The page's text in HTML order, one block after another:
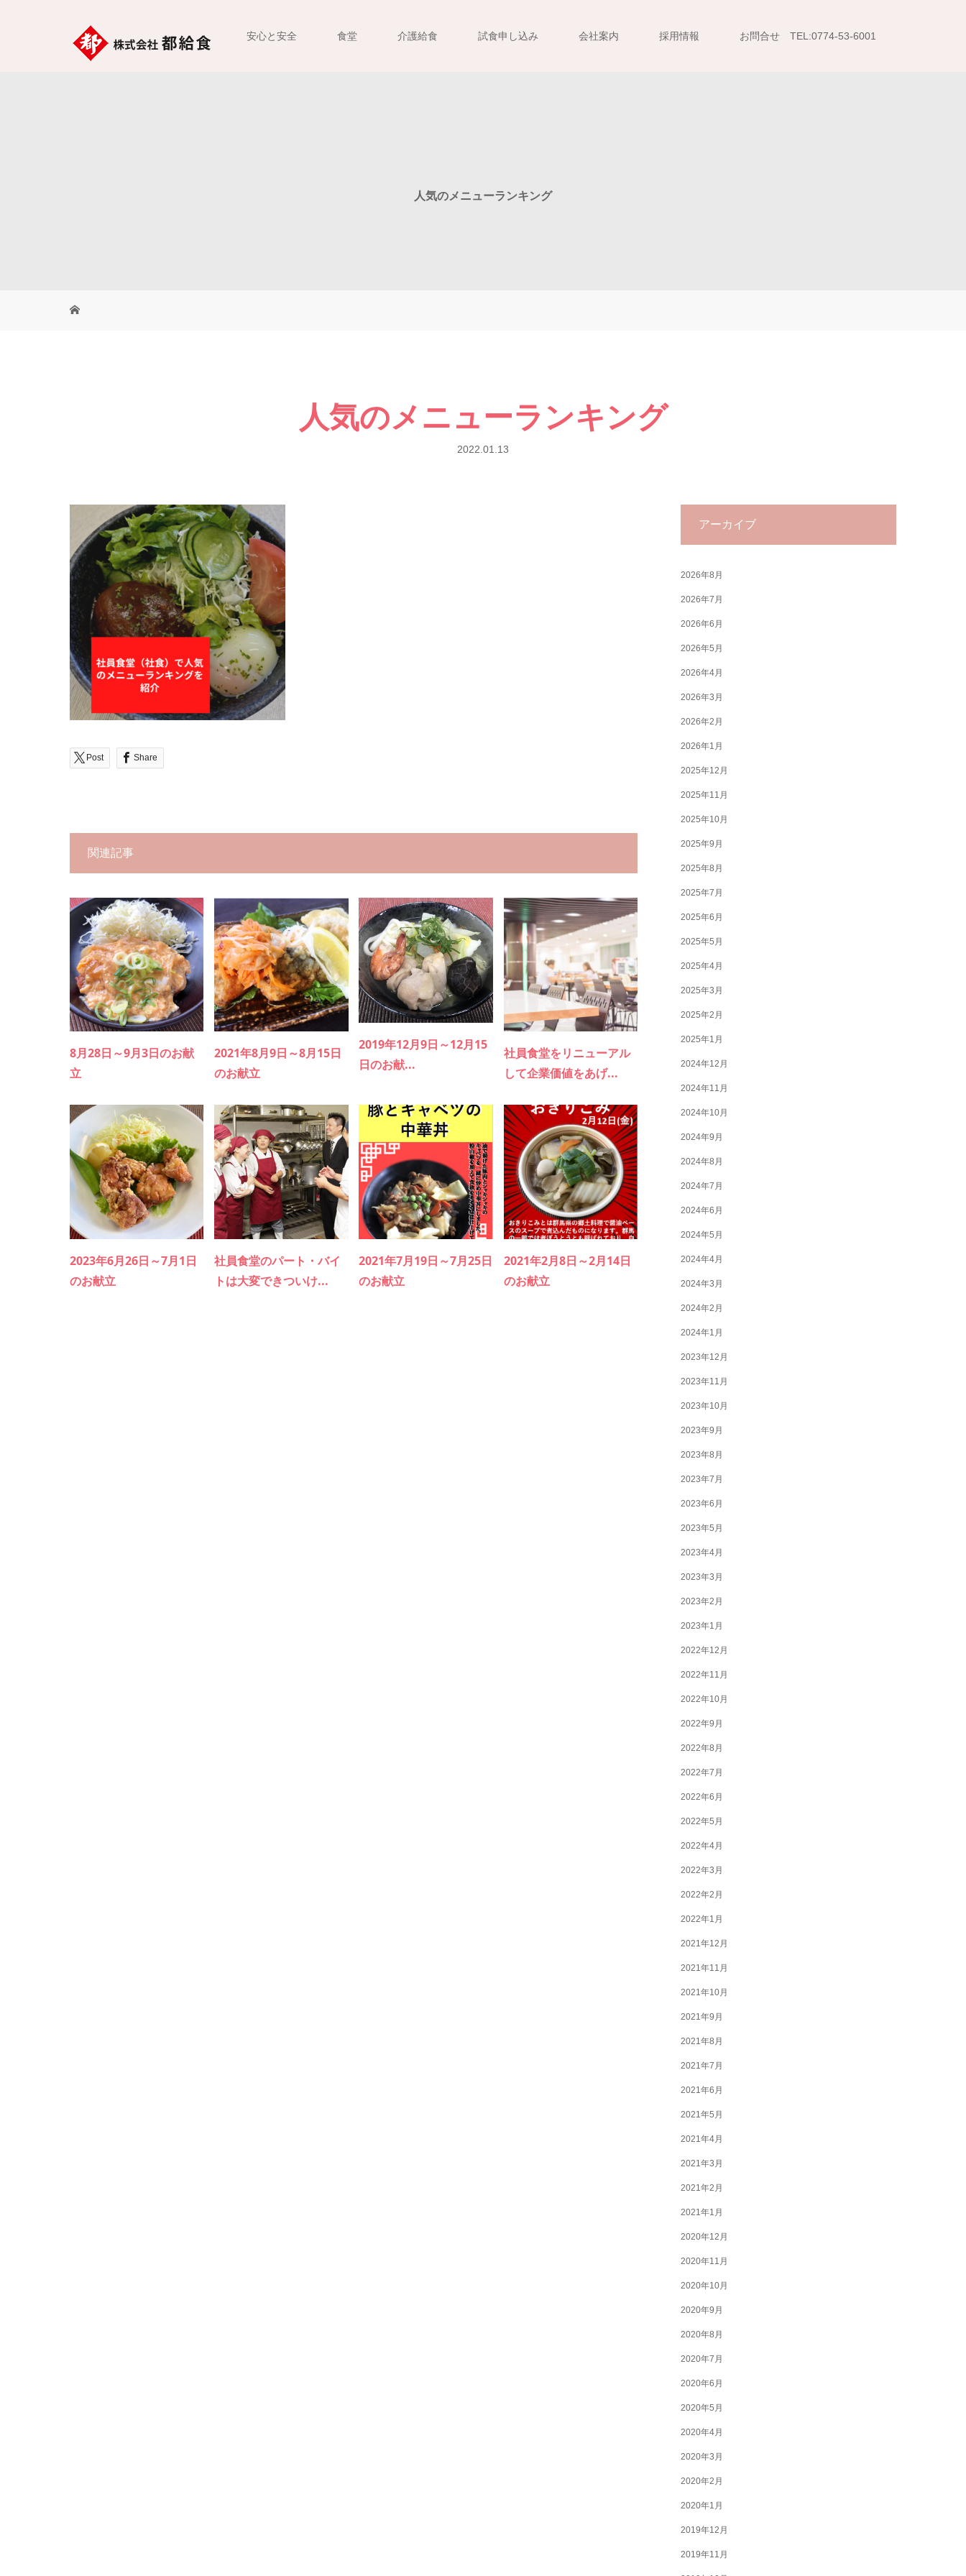
安心と安全 食堂 介護給食 試食申し込み 会社案内 採用情報 お問合せ TEL:0774-53-6001
人気のメニューランキング
人気のメニューランキング
2022.01.13
Post Share
関連記事
8月28日～9月3日のお献
立
2021年8月9日～8月15日
のお献立
2019年12月9日～12月15
日のお献...
社員食堂をリニューアル
して企業価値をあげ...
2023年6月26日～7月1日
のお献立
社員食堂のパート・バイ
トは大変できついけ...
2021年7月19日～7月25日
のお献立
2021年2月8日～2月14日
のお献立
アーカイブ
2026年8月
2026年7月
2026年6月
2026年5月
2026年4月
2026年3月
2026年2月
2026年1月
2025年12月
2025年11月
2025年10月
2025年9月
2025年8月
2025年7月
2025年6月
2025年5月
2025年4月
2025年3月
2025年2月
2025年1月
2024年12月
2024年11月
2024年10月
2024年9月
2024年8月
2024年7月
2024年6月
2024年5月
2024年4月
2024年3月
2024年2月
2024年1月
2023年12月
2023年11月
2023年10月
2023年9月
2023年8月
2023年7月
2023年6月
2023年5月
2023年4月
2023年3月
2023年2月
2023年1月
2022年12月
2022年11月
2022年10月
2022年9月
2022年8月
2022年7月
2022年6月
2022年5月
2022年4月
2022年3月
2022年2月
2022年1月
2021年12月
2021年11月
2021年10月
2021年9月
2021年8月
2021年7月
2021年6月
2021年5月
2021年4月
2021年3月
2021年2月
2021年1月
2020年12月
2020年11月
2020年10月
2020年9月
2020年8月
2020年7月
2020年6月
2020年5月
2020年4月
2020年3月
2020年2月
2020年1月
2019年12月
2019年11月